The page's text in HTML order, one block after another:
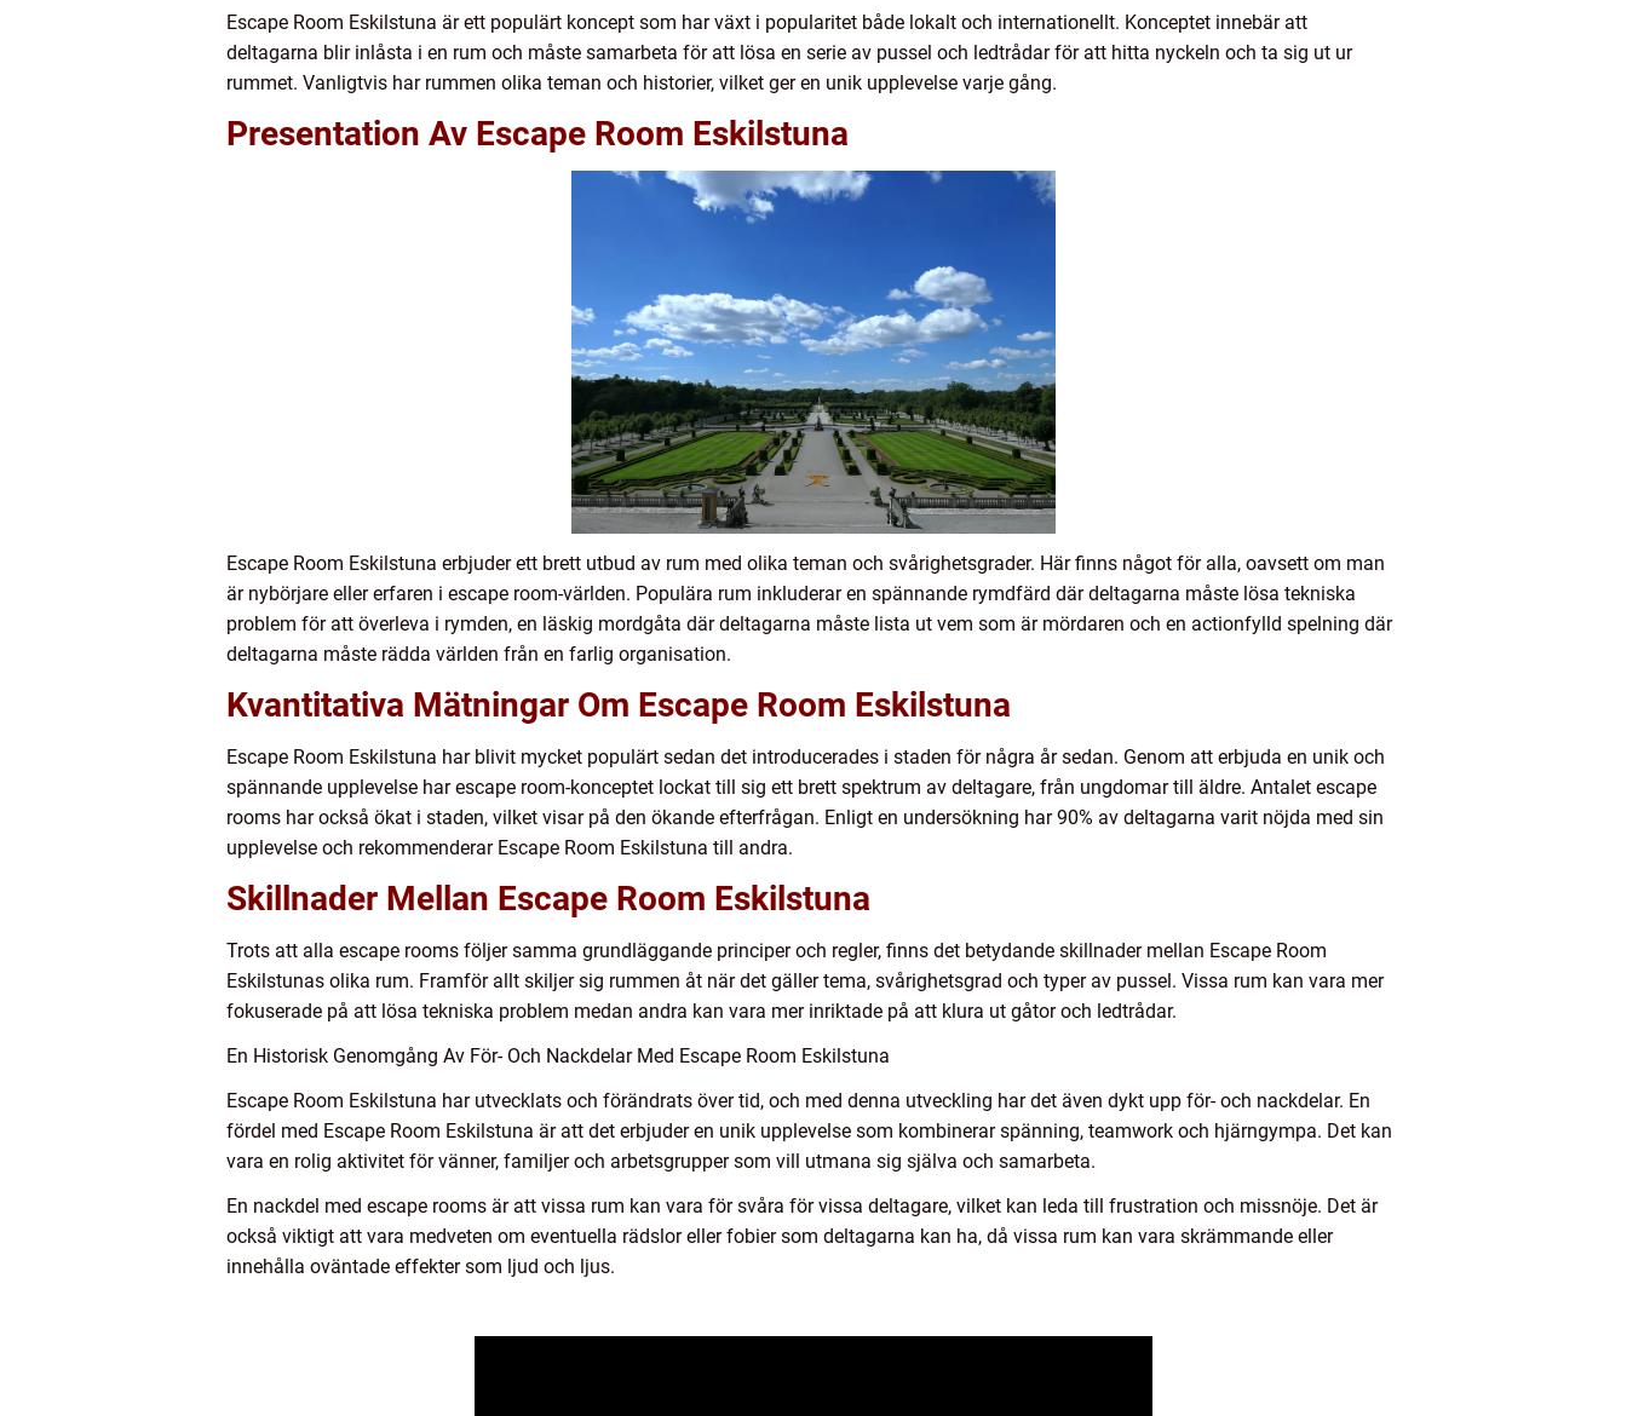
Escape Room Eskilstuna är ett populärt koncept som har växt i popularitet både lokalt och internationellt. Konceptet innebär att
deltagarna blir inlåsta i en rum och måste samarbeta för att lösa en serie av pussel och ledtrådar för att hitta nyckeln och ta sig ut ur
rummet. Vanligtvis har rummen olika teman och historier, vilket ger en unik upplevelse varje gång.
Presentation Av Escape Room Eskilstuna
Escape Room Eskilstuna erbjuder ett brett utbud av rum med olika teman och svårighetsgrader. Här finns något för alla, oavsett om man
är nybörjare eller erfaren i escape room-världen. Populära rum inkluderar en spännande rymdfärd där deltagarna måste lösa tekniska
problem för att överleva i rymden, en läskig mordgåta där deltagarna måste lista ut vem som är mördaren och en actionfylld spelning där
deltagarna måste rädda världen från en farlig organisation.
Kvantitativa Mätningar Om Escape Room Eskilstuna
Escape Room Eskilstuna har blivit mycket populärt sedan det introducerades i staden för några år sedan. Genom att erbjuda en unik och
spännande upplevelse har escape room-konceptet lockat till sig ett brett spektrum av deltagare, från ungdomar till äldre. Antalet escape
rooms har också ökat i staden, vilket visar på den ökande efterfrågan. Enligt en undersökning har 90% av deltagarna varit nöjda med sin
upplevelse och rekommenderar Escape Room Eskilstuna till andra.
Skillnader Mellan Escape Room Eskilstuna
Trots att alla escape rooms följer samma grundläggande principer och regler, finns det betydande skillnader mellan Escape Room
Eskilstunas olika rum. Framför allt skiljer sig rummen åt när det gäller tema, svårighetsgrad och typer av pussel. Vissa rum kan vara mer
fokuserade på att lösa tekniska problem medan andra kan vara mer inriktade på att klura ut gåtor och ledtrådar.
En Historisk Genomgång Av För- Och Nackdelar Med Escape Room Eskilstuna
Escape Room Eskilstuna har utvecklats och förändrats över tid, och med denna utveckling har det även dykt upp för- och nackdelar. En
fördel med Escape Room Eskilstuna är att det erbjuder en unik upplevelse som kombinerar spänning, teamwork och hjärngympa. Det kan
vara en rolig aktivitet för vänner, familjer och arbetsgrupper som vill utmana sig själva och samarbeta.
En nackdel med escape rooms är att vissa rum kan vara för svåra för vissa deltagare, vilket kan leda till frustration och missnöje. Det är
också viktigt att vara medveten om eventuella rädslor eller fobier som deltagarna kan ha, då vissa rum kan vara skrämmande eller
innehålla oväntade effekter som ljud och ljus.